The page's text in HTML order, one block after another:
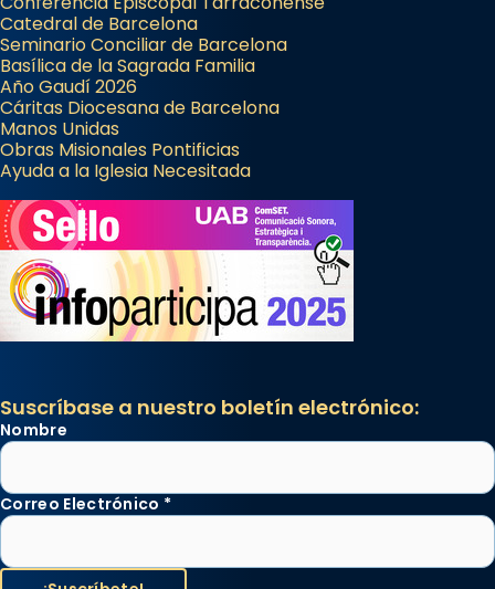
Catedral de Barcelona
Seminario Conciliar de Barcelona
Basílica de la Sagrada Familia
Año Gaudí 2026
Cáritas Diocesana de Barcelona
Manos Unidas
Obras Misionales Pontificias
Ayuda a la Iglesia Necesitada
Suscríbase a nuestro boletín electrónico:
Nombre
Correo Electrónico *